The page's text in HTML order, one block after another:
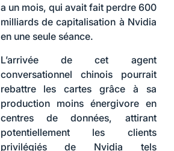
a un mois, qui avait fait perdre 600
milliards de capitalisation à Nvidia
en une seule séance.
L’arrivée de cet agent
conversationnel chinois pourrait
rebattre les cartes grâce à sa
production moins énergivore en
centres de données, attirant
potentiellement les clients
privilégiés de Nvidia tels